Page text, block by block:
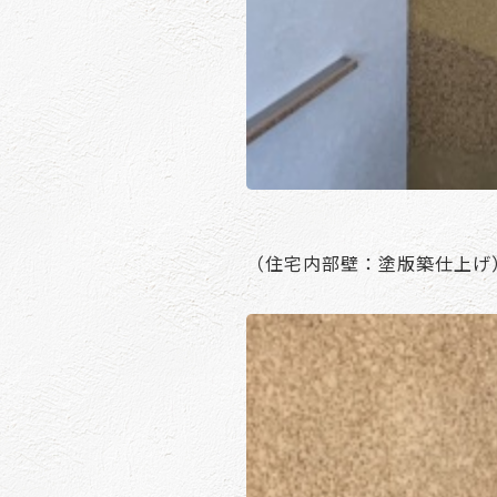
（住宅内部壁：塗版築仕上げ